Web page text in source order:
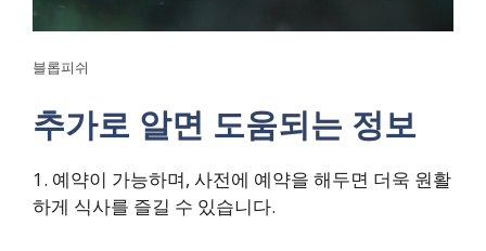
블롭피쉬
추가로 알면 도움되는 정보
1. 예약이 가능하며, 사전에 예약을 해두면 더욱 원활
하게 식사를 즐길 수 있습니다.